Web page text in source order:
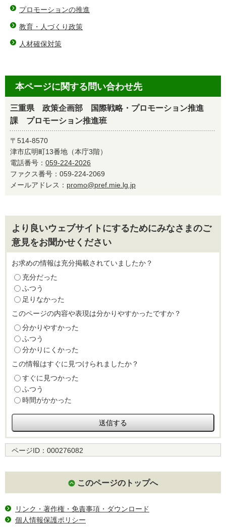
プロモーションの推進
教育・人づくり政策
人材確保対策
本ページに関する問い合わせ先
三重県 政策企画部 国際戦略・プロモーション推進
課 プロモーション推進班
〒514-8570
津市広明町13番地（本庁3階）
電話番号： 059-224-2026
ファクス番号：059-224-2069
メールアドレス： promo@pref.mie.lg.jp
より良いウェブサイトにするためにみなさまのご
意見をお聞かせください
お求めの情報は充分掲載されていましたか？
充分だった
ふつう
足りなかった
このページの内容や表現は分かりやすかったですか？
分かりやすかった
ふつう
分かりにくかった
この情報はすぐに見つけられましたか？
すぐに見つかった
ふつう
時間がかかった
ページID： 000276082
このページのトップへ
リンク・著作権・免責事項・ダウンロード
個人情報保護ポリシー